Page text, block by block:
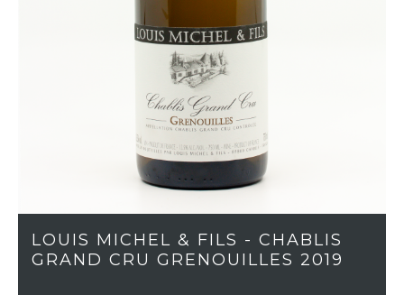
LOUIS MICHEL & FILS - CHABLIS
GRAND CRU GRENOUILLES 2019